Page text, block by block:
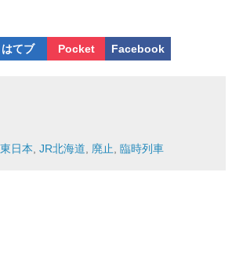
はてブ Pocket Facebook
日本, JR北海道, 廃止, 臨時列車